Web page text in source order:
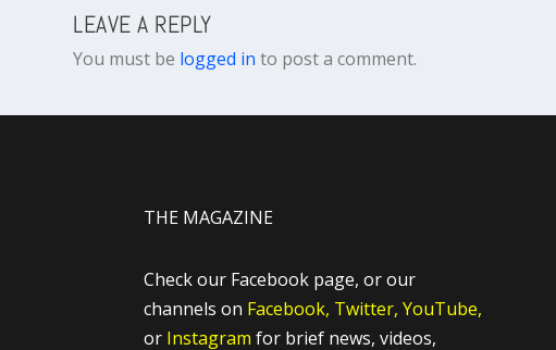
LEAVE A REPLY
You must be logged in to post a comment.
THE MAGAZINE
Check our Facebook page, or our
channels on Facebook, Twitter, YouTube,
or Instagram for brief news, videos,